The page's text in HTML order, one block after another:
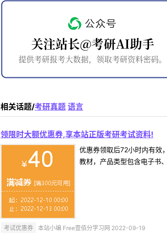
相关话题/考研真题 语言
领限时大额优惠券,享本站正版考研考试资料!
优惠券领取后72小时内有效
教材，产品类型包含电子书
考试优惠券 本站小编 Free壹佰分学习网 2022-09-19